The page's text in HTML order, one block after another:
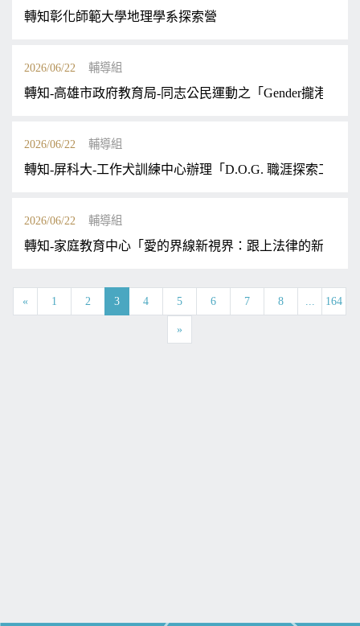
轉知彰化師範大學地理學系探索營
2026/06/22 輔導組
轉知-高雄市政府教育局-同志公民運動之「Gender攏港款」
2026/06/22 輔導組
轉知-屏科大-工作犬訓練中心辦理「D.O.G. 職涯探索工作
2026/06/22 輔導組
轉知-家庭教育中心「愛的界線新視界：跟上法律的新世代
« 1 2 3 4 5 6 7 8 ... 164
»